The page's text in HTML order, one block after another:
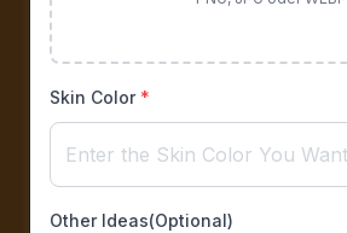
Skin Color *
Other Ideas(Optional)